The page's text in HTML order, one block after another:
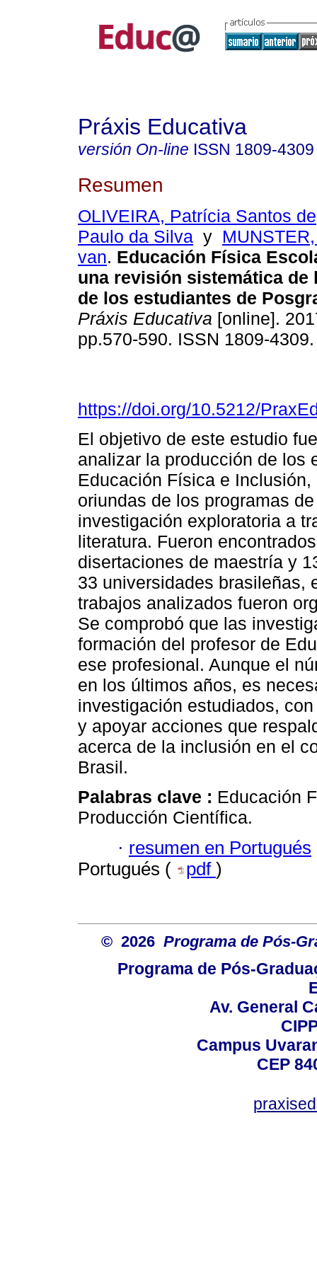
Práxis Educativa
versión On-line ISSN 1809-4309
Resumen
OLIVEIRA, Patrícia Santos de
Paulo da Silva y
van. Educación Física
una revisión sistemática de
de los estudiantes de
Práxis Educativa [online].
pp.570-590. ISSN 1809-
https://doi.org/10.5212/
El objetivo de este estudio
analizar la producción de los
Educación Física e
oriundas de los programas
investigación exploratoria a
literatura. Fueron
disertaciones de maestría y
33 universidades brasileñas,
trabajos analizados fueron
Se comprobó que las
formación del profesor de
ese profesional. Aunque el
en los últimos años, es
investigación estudiados,
y apoyar acciones que
acerca de la inclusión en el
Brasil.
Palabras clave : Educación
Producción Científica.
· resumen en Portugués
Portugués (
pdf )
© 2026 Programa de Pós-
Programa de Pós-
Av. General
Campus
CEP